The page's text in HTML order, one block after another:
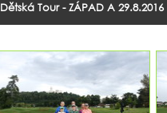
Dětská Tour - ZÁPAD A 29.8.2016